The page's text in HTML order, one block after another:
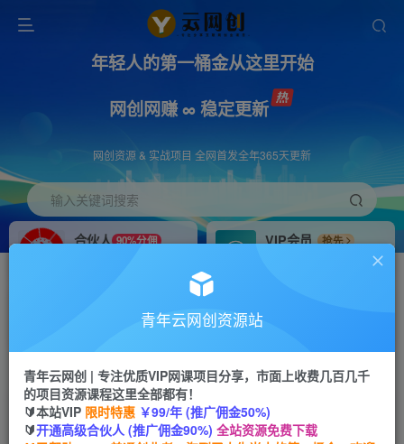
年轻人的第一桶金从这里开始
网创网赚 ∞ 稳定更新
网创资源 & 实战项目 全网首发全年365天更新
输入关键词搜索
合伙人 90%分佣
VIP会员
抢先
搭建同款网站，自己当老板
首页 创业课程 会员专属 正文
（6270期）游戏·自达人变现计划，当游戏不只是
游戏，利用好短视频才是游戏的新时代
青年云网创资源站
青年云网创 | 专注优质VIP网课项目分享，市面上收费几百几千
的项目资源课程这里全部都有！
🔰本站VIP 限时特惠 ￥99/年 (推广佣金50%)
🔰开通高级合伙人 (推广佣金90%) 全站资源免费下载